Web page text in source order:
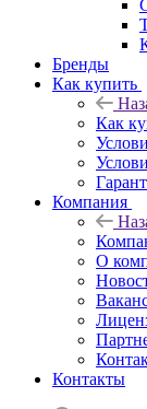
Бренды
Как купить
Как
Компания
О
Контакты